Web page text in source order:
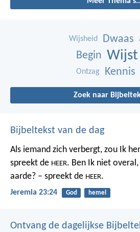
Wijsheid Dwaas
Begin Wijst
Ontzag Kennis
Zoek naar
Bijbeltekst van de dag
Als iemand zich verbergt, zou Ik
spreekt de HEER. Ben Ik niet overal,
aarde? – spreekt de HEER.
Jeremia 23:24 God hemel
Ontvang de dagelijkse